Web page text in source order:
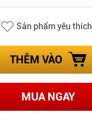
Sản phẩm yêu thích
THÊM VÀO
MUA NGAY